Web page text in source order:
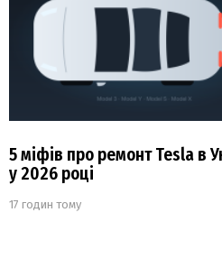
5 міфів про ремонт Tesla в
у 2026 році
17 годин тому